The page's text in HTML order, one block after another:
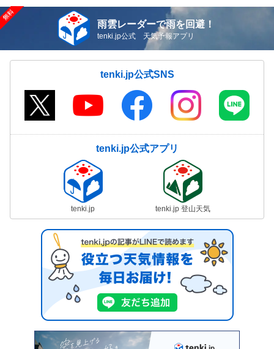
雨雲レーダーで雨を回避！
tenki.jp公式 天気予報アプリ
tenki.jp公式SNS
tenki.jp公式アプリ
tenki.jp tenki.jp 登山天気